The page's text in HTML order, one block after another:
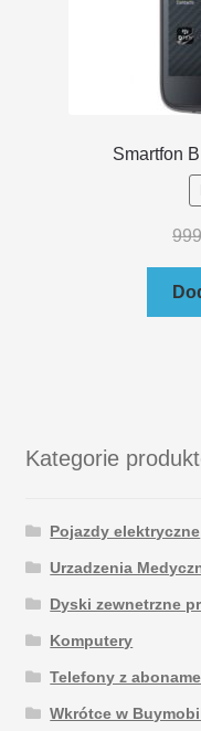
Smartfon
Kategorie
Pojazdy elektryczne
Urzadzenia
Dyski zewnetrzne
Komputery
Telefony z
Wkrótce w